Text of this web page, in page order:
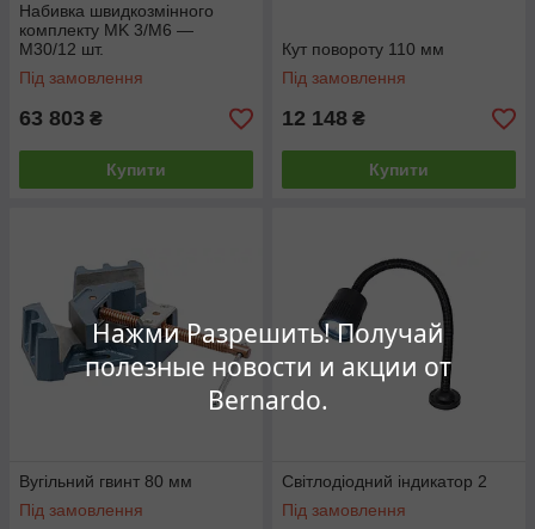
Нажми Разрешить! Получай
полезные новости и акции от
Bernardo.
Набивка швидкозмінного
комплекту MK 3/M6 —
M30/12 шт.
Під замовлення
63 803 ₴
Купити
Кут повороту 110 мм
Під замовлення
12 148 ₴
Купити
Вугільний гвинт 80 мм
Під замовлення
Світлодіодний індикатор 2
Під замовлення